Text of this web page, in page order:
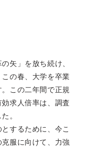
矢」を放ち続け、
の春、大学を卒業
この二年間で正規
求人倍率は、調査
。
するために、今こ
服に向けて、力強